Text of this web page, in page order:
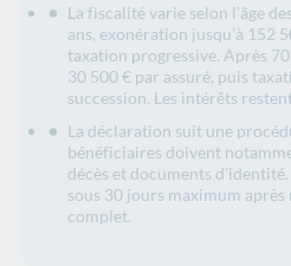
La fiscalité varie selon l’âge
ans, exonération jusqu’à 152
taxation progressive. Après
30 500 € par assuré, puis
succession. Les intérêts
La déclaration suit une
bénéficiaires doivent
décès et documents
sous 30 jours maximum
complet.